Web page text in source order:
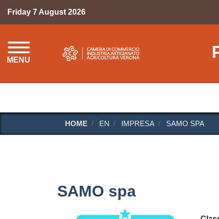
Friday 7 August 2026
MENU
HOME EN IMPRESA SAMO SPA
SAMO spa